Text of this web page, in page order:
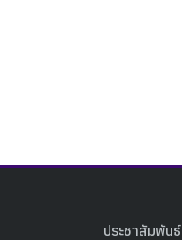
ประชาสัมพันธ์